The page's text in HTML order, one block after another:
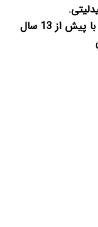
دیگنیتی.فرداموتور.لاماری و ریسپکت در بازار تهران با پیش از 13 سال